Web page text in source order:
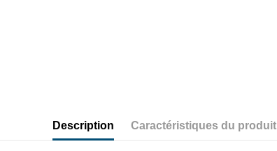
Description Caractéristiques du produit